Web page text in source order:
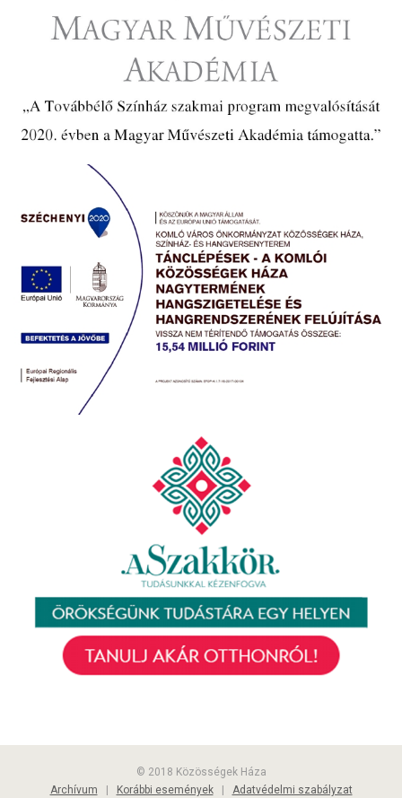
© 2018 Közösségek Háza
Archívum
Korábbi események| Adatvédelmi szabályzat